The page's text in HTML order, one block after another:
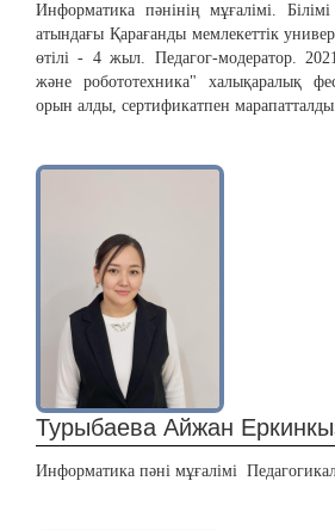
Информатика пәнінің мұғалімі.
атындағы Қарағанды мемлекеттік
өтілі - 4 жыл. Педагог-модератор.
және робототехника" халықаралық
орын алды, сертификатпен
Турыбаева Айжан
Информатика пәні мұғалімі